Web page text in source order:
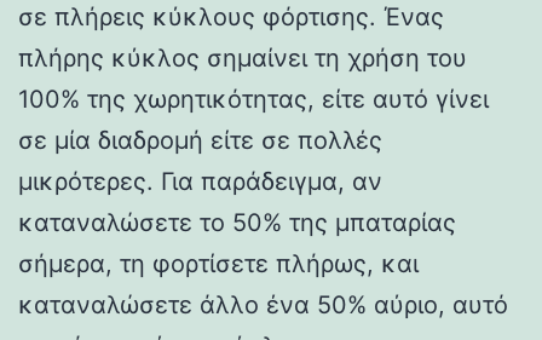
σε πλήρεις κύκλους φόρτισης. Ένας
πλήρης κύκλος σημαίνει τη χρήση του
100% της χωρητικότητας, είτε αυτό γίνει
σε μία διαδρομή είτε σε πολλές
μικρότερες. Για παράδειγμα, αν
καταναλώσετε το 50% της μπαταρίας
σήμερα, τη φορτίσετε πλήρως, και
καταναλώσετε άλλο ένα 50% αύριο, αυτό